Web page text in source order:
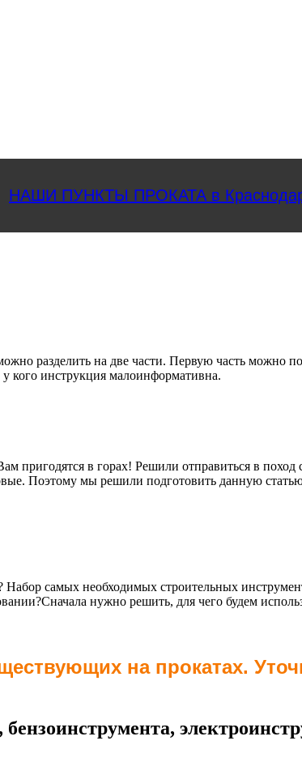
НАШИ ПУНКТЫ ПРОКАТА в
на две части. Первую часть можно
кого инструкция малоинформативна.
пригодятся в горах! Решили отправиться в
Поэтому мы решили подготовить данную
Набор самых необходимых строительных
нужно решить, для чего будем
на прокатах.